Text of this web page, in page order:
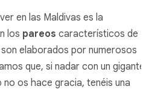
en las Maldivas es la
los pareos característicos de
son elaborados por numerosos
que, si nadar con un gigante
os hace gracia, tenéis una